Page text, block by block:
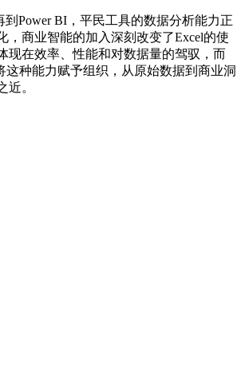
到Power BI，平民工具的数据分析能力正
，商业智能的加入深刻改变了Excel的使
现在效率、性能和对数据量的驾驭，而
这种能力赋予组织，从原始数据到商业洞
近。